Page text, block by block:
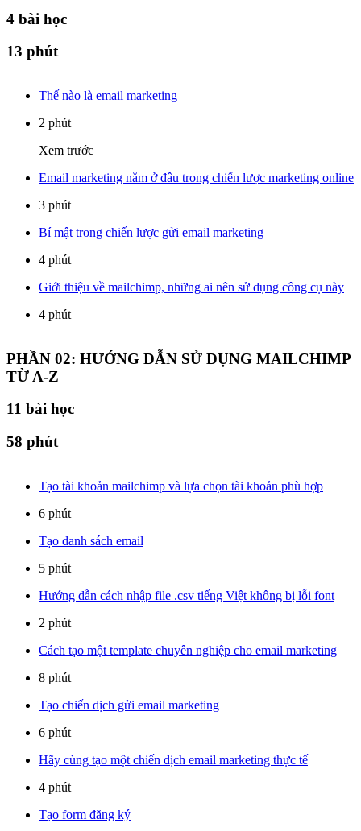
4 bài học
13 phút
Thế nào là email marketing
2 phút
Xem trước
Email marketing nằm ở đâu trong chiến lược marketing online
3 phút
Bí mật trong chiến lược gửi email marketing
4 phút
Giới thiệu về mailchimp, những ai nên sử dụng công cụ này
4 phút
PHẦN 02: HƯỚNG DẪN SỬ DỤNG MAILCHIMP
TỪ A-Z
11 bài học
58 phút
Tạo tài khoản mailchimp và lựa chọn tài khoản phù hợp
6 phút
Tạo danh sách email
5 phút
Hướng dẫn cách nhập file .csv tiếng Việt không bị lỗi font
2 phút
Cách tạo một template chuyên nghiệp cho email marketing
8 phút
Tạo chiến dịch gửi email marketing
6 phút
Hãy cùng tạo một chiến dịch email marketing thực tế
4 phút
Tạo form đăng ký